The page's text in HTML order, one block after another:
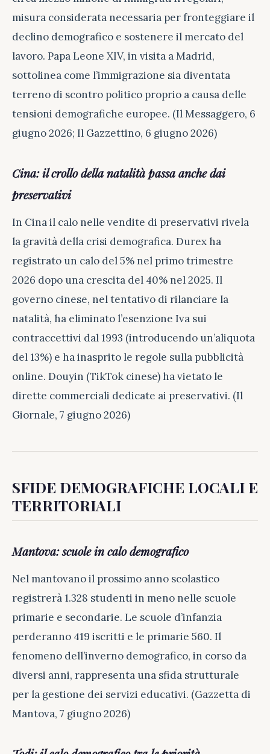
misura considerata necessaria per fronteggiare il
declino demografico e sostenere il mercato del
lavoro. Papa Leone XIV, in visita a Madrid,
sottolinea come l’immigrazione sia diventata
terreno di scontro politico proprio a causa delle
tensioni demografiche europee. (Il Messaggero, 6
giugno 2026; Il Gazzettino, 6 giugno 2026)
Cina: il crollo della natalità passa anche dai
preservativi
In Cina il calo nelle vendite di preservativi rivela
la gravità della crisi demografica. Durex ha
registrato un calo del 5% nel primo trimestre
2026 dopo una crescita del 40% nel 2025. Il
governo cinese, nel tentativo di rilanciare la
natalità, ha eliminato l’esenzione Iva sui
contraccettivi dal 1993 (introducendo un’aliquota
del 13%) e ha inasprito le regole sulla pubblicità
online. Douyin (TikTok cinese) ha vietato le
dirette commerciali dedicate ai preservativi. (Il
Giornale, 7 giugno 2026)
SFIDE DEMOGRAFICHE LOCALI E
TERRITORIALI
Mantova: scuole in calo demografico
Nel mantovano il prossimo anno scolastico
registrerà 1.328 studenti in meno nelle scuole
primarie e secondarie. Le scuole d’infanzia
perderanno 419 iscritti e le primarie 560. Il
fenomeno dell’inverno demografico, in corso da
diversi anni, rappresenta una sfida strutturale
per la gestione dei servizi educativi. (Gazzetta di
Mantova, 7 giugno 2026)